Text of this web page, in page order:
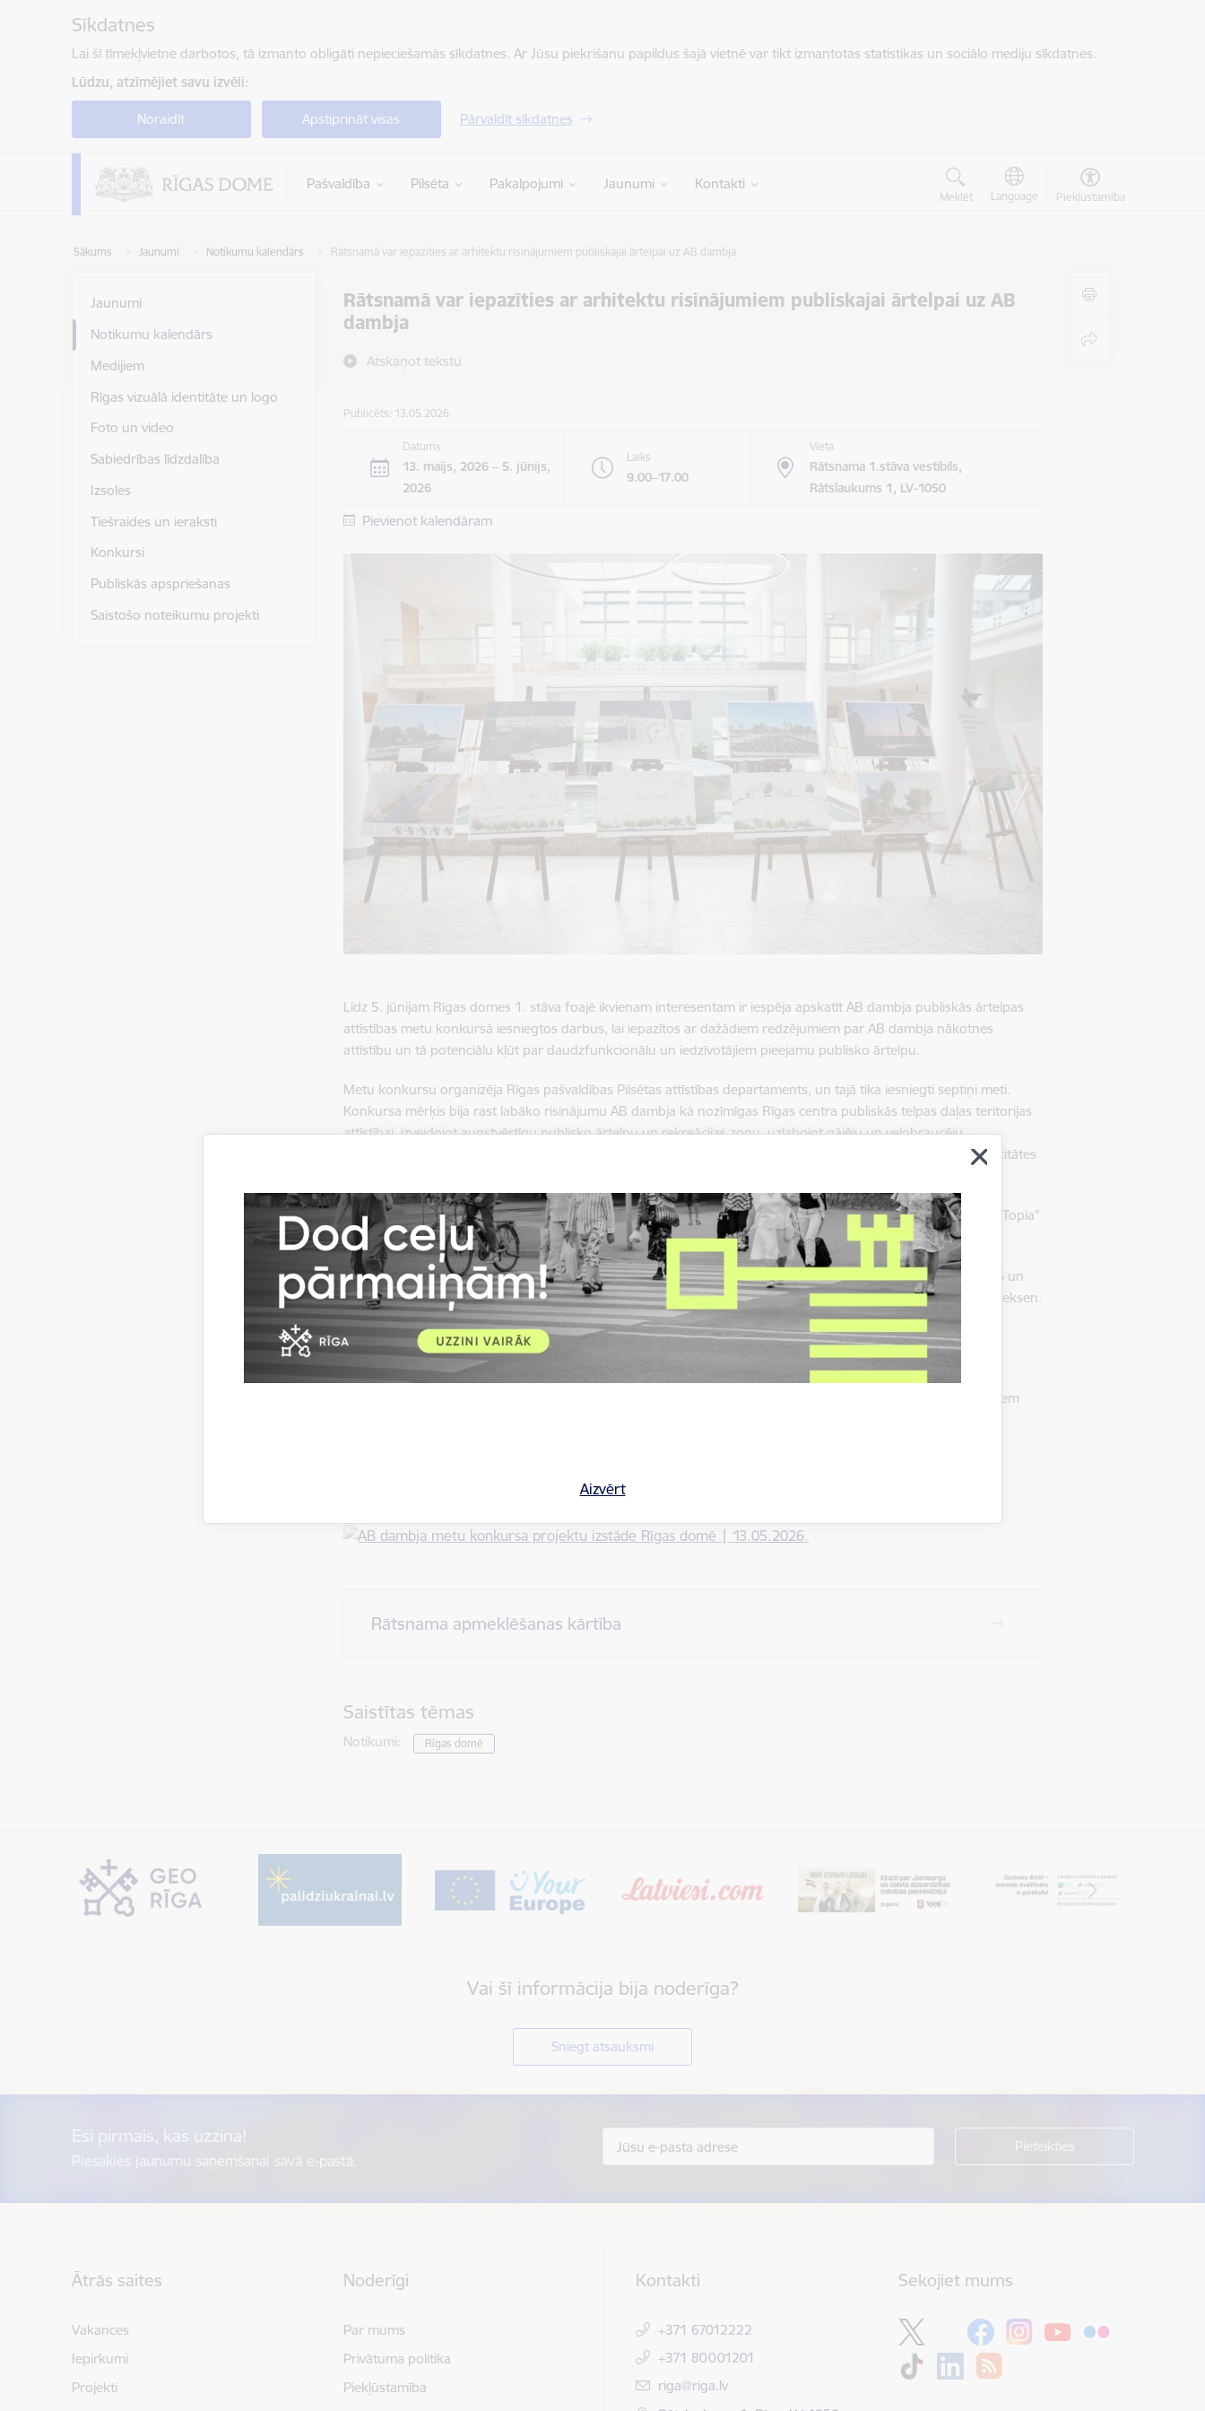
Sīkdatnes
Lai šī tīmekļvietne darbotos, tā izmanto obligāti nepieciešamās sīkdatnes. Ar Jūsu piekrišanu papildus šajā vietnē var tikt izmantotas statistikas un sociālo mediju sīkdatnes.
Lūdzu, atzīmējiet savu izvēli:
Noraidīt Apstiprināt visas Pārvaldīt sīkdatnes
Pašvaldība Pilsēta Pakalpojumi Jaunumi Kontakti
Meklēt Language Piekļūstamība
Sākums Jaunumi Notikumu kalendārs Rātsnamā var iepazīties ar arhitektu risinājumiem publiskajai ārtelpai uz AB dambja
Rātsnamā var iepazīties ar arhitektu risinājumiem publiskajai ārtelpai uz AB
dambja
Atskaņot tekstu
Aizvērt
Jaunumi
Notikumu kalendārs
Medijiem
Rīgas vizuālā identitāte un logo
Foto un video
Sabiedrības līdzdalība
Izsoles
Tiešraides un ieraksti
Konkursi
Publiskās apspriešanas
Saistošo noteikumu projekti
Publicēts: 13.05.2026.
Datums
13. maijs, 2026 – 5. jūnijs,
2026
Laiks
9.00–17.00
Vieta
Rātsnama 1.stāva vestibils,
Rātslaukums 1, LV-1050
Pievienot kalendāram
Līdz 5. jūnijam Rīgas domes 1. stāva foajē ikvienam interesentam ir iespēja apskatīt AB dambja publiskās ārtelpas
attīstības metu konkursā iesniegtos darbus, lai iepazītos ar dažādiem redzējumiem par AB dambja nākotnes
attīstību un tā potenciālu kļūt par daudzfunkcionālu un iedzīvotājiem pieejamu publisko ārtelpu.
Metu konkursu organizēja Rīgas pašvaldības Pilsētas attīstības departaments, un tajā tika iesniegti septiņi meti.
Konkursa mērķis bija rast labāko risinājumu AB dambja kā nozīmīgas Rīgas centra publiskās telpas daļas teritorijas
attīstībai, izveidojot augstvērtīgu publisko ārtelpu un rekreācijas zonu, uzlabojot gājēju un velobraucēju
savienojumus, veicinot pilnvērtīgu Daugavas ūdensmalu izmantošanu un pilsētvidē integrējot nacionālās identitātes
Pirmo vietu ieguva mets ar devīzi „ABČ”, ko izstrādāja SIA „RUUME arhitekti” kopā ar apakšuzņēmumiem SIA „Topia"
un SIA „AMECO". Komandā strādāja arī Oskars Vāvere, Aivars Bērziņš un Vineta Alekna.
Otro vietu ieguva mets ar devīzi „DAM 414”, kuru izstrādāja SIA „ĒTER” ar apakšuzņēmumiem DRMA CPH ApS un
Haskoning Nederland B.V.. Komandā strādāja Dagnija Smilga, Simon Enemærke, Bech Rasmussen un Jan Doeksen.
Savukārt trešo vietu ieguva mets ar devīzi „ČAKSTES TAKA”, ko izstrādāja SIA „Pillar Contractor” un komandā
strādāja arī Uldis Lauža, Ieva Šakale un Edgars Bogdanovs.
Izstāde ir pieejama ikvienam interesentam. Ekspozīcija izvietota Rātsnama 1. stāvā. Lai to apskatītu, iedzīvotājiem
Rātsnama apmeklēšanas kārtība
Saistītas tēmas
Notikumi: Rīgas domē
Vai šī informācija bija noderīga?
Sniegt atsauksmi
Esi pirmais, kas uzzina!
Piesakies jaunumu saņemšanai savā e-pastā.
Ātrās saites
Vakances
Iepirkumi
Projekti
Noderīgi
Par mums
Privātuma politika
Piekļūstamība
Kontakti
+371 67012222
+371 80001201
E-pasts:
riga@riga.lv
Sekojiet mums